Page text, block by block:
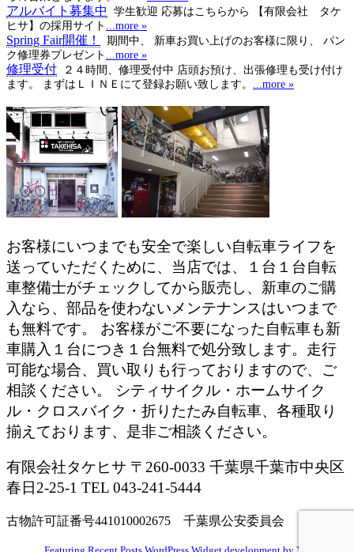
リ
ー
で
選
択
アルバイト募集中
学生歓迎 応募はこちらから 【有限会社 タケ
ヒサ】の採用サイト ...more »
Spring Fair開催！
期間中、 新車お買い上げのお客様に限り、 パン
ク修理券プレゼント ...more »
修理受付
２４時間、修理受付中 店頭お預け、出張修理も受け付け
ます。 まずはＬＩＮＥにて登録お願い致します。 ...more »
お客様にいつまでも安全で楽しい自転車ライフを
送っていただくために、当店では、１台１台自転
車整備士がチェックしてから販売し、新車のご購
入なら、部品を使わないメンテナンスはいつまで
も無料です。 お客様がご不要になった自転車も新
車購入１台につき１台無料で処分致します。走行
可能な場合、買い取りも行っておりますので、ご
相談ください。 シティサイクル・ホームサイク
ル・クロスバイク・折りたたみ自転車、各種取り
揃えております、是非ご相談ください。
有限会社タケヒサ 〒260-0033 千葉県千葉市中央区
春日2-25-1 TEL 043-241-5444
古物許可証番号441010002675 千葉県公安委員会